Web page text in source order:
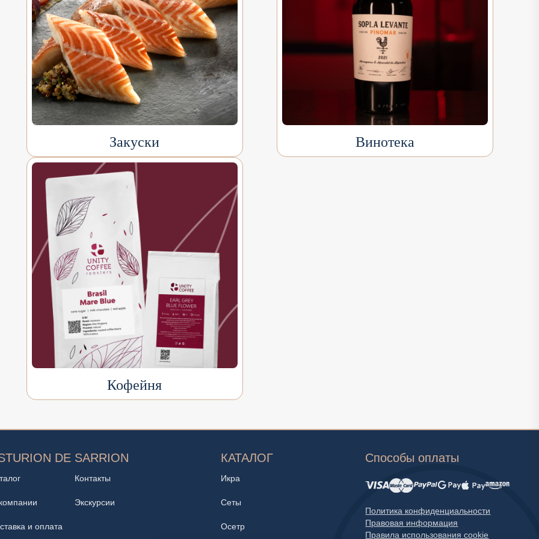
Закуски Винотека
Кофейня
DE SARRION
и оплата
Контакты
Экскурсии
КАТАЛОГ
Икра
Сеты
Осетр
Способы оплаты
Политика конфиденциальности
Правовая информация
Правила использования cookie